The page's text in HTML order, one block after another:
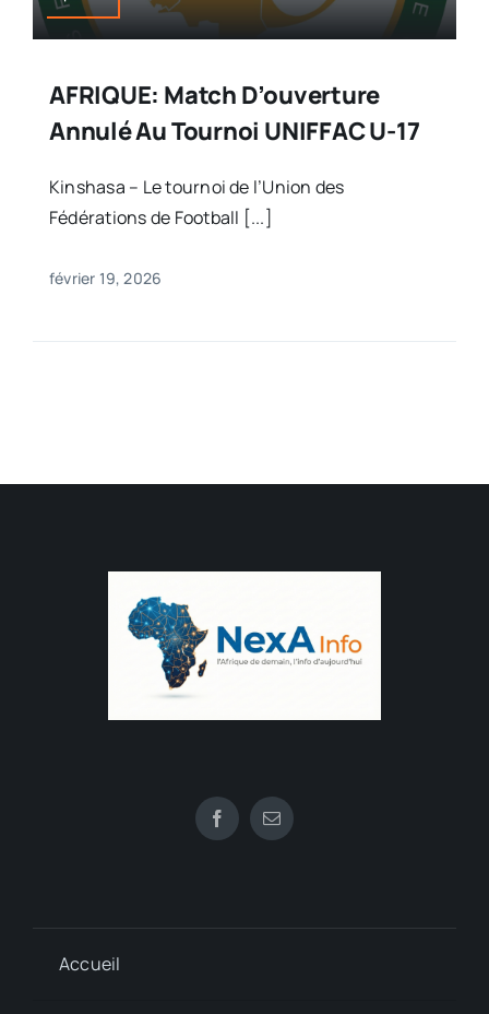
AFRIQUE: Match D’ouverture
Annulé Au Tournoi UNIFFAC U-17
Kinshasa – Le tournoi de l’Union des
Fédérations de Football [...]
février 19, 2026
Accueil